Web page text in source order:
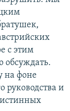
с этим
обсуждать.
на фоне
и